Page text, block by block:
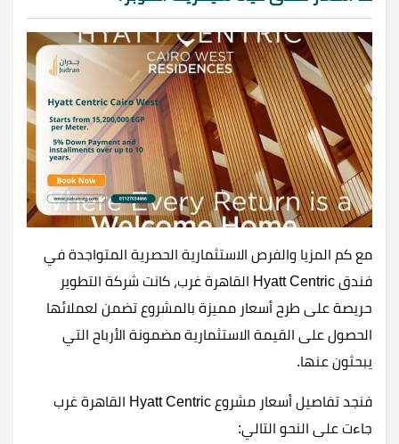
مع كم المزيا والفرص الاستثمارية الحصرية المتواجدة في
فندق Hyatt Centric القاهرة غرب، كانت شركة التطوير
حريصة على طرح أسعار مميزة بالمشروع تضمن لعملائها
الحصول على القيمة الاستثمارية مضمونة الأرباح التي
يبحثون عنها.
فنجد تفاصيل أسعار مشروع Hyatt Centric القاهرة غرب
جاءت على النحو التالي: